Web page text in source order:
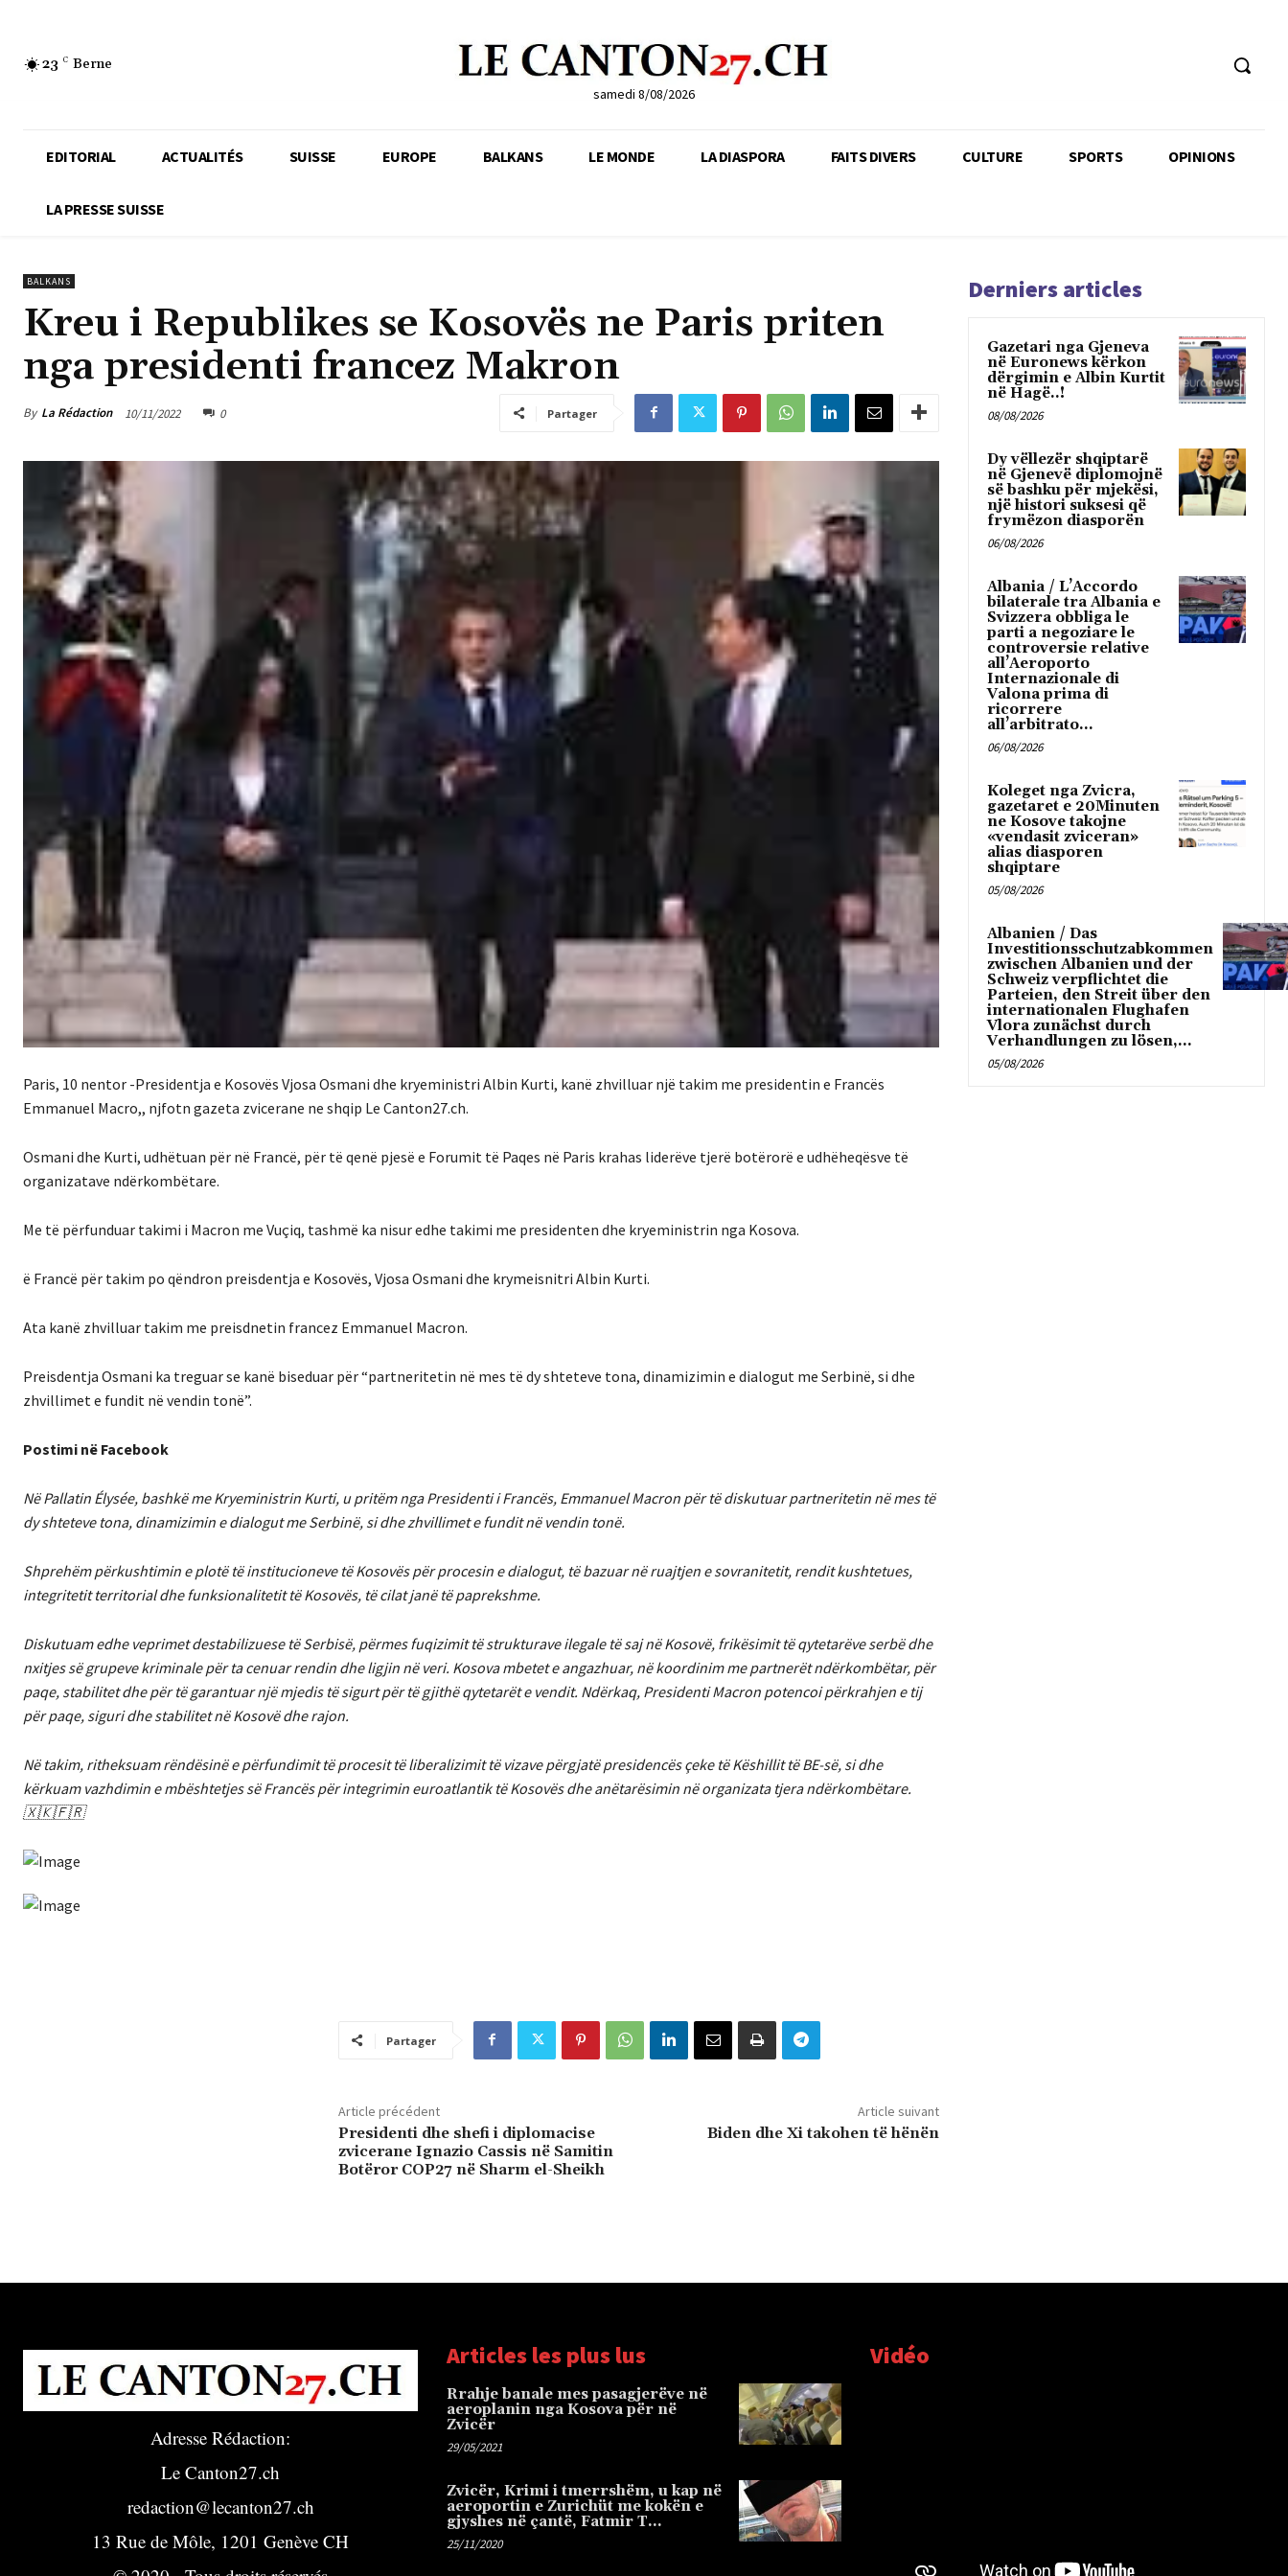
23 C Berne
samedi 8/08/2026
EDITORIAL ACTUALITÉS SUISSE EUROPE BALKANS LE MONDE LA DIASPORA FAITS DIVERS CULTURE SPORTS OPINIONS
LA PRESSE SUISSE
BALKANS
Kreu i Republikes se Kosovës ne Paris priten
nga presidenti francez Makron
By La Rédaction 10/11/2022 0 Partager
Paris, 10 nentor -Presidentja e Kosovës Vjosa Osmani dhe kryeministri Albin Kurti, kanë zhvilluar një takim me presidentin e Francës
Emmanuel Macro,, njfotn gazeta zvicerane ne shqip Le Canton27.ch.
Osmani dhe Kurti, udhëtuan për në Francë, për të qenë pjesë e Forumit të Paqes në Paris krahas liderëve tjerë botërorë e udhëheqësve të
organizatave ndërkombëtare.
Me të përfunduar takimi i Macron me Vuçiq, tashmë ka nisur edhe takimi me presidenten dhe kryeministrin nga Kosova.
ë Francë për takim po qëndron preisdentja e Kosovës, Vjosa Osmani dhe krymeisnitri Albin Kurti.
Ata kanë zhvilluar takim me preisdnetin francez Emmanuel Macron.
Preisdentja Osmani ka treguar se kanë biseduar për “partneritetin në mes të dy shteteve tona, dinamizimin e dialogut me Serbinë, si dhe
zhvillimet e fundit në vendin tonë”.
Postimi në Facebook
Në Pallatin Élysée, bashkë me Kryeministrin Kurti, u pritëm nga Presidenti i Francës, Emmanuel Macron për të diskutuar partneritetin në mes të
dy shteteve tona, dinamizimin e dialogut me Serbinë, si dhe zhvillimet e fundit në vendin tonë.
Shprehëm përkushtimin e plotë të institucioneve të Kosovës për procesin e dialogut, të bazuar në ruajtjen e sovranitetit, rendit kushtetues,
integritetit territorial dhe funksionalitetit të Kosovës, të cilat janë të paprekshme.
Diskutuam edhe veprimet destabilizuese të Serbisë, përmes fuqizimit të strukturave ilegale të saj në Kosovë, frikësimit të qytetarëve serbë dhe
nxitjes së grupeve kriminale për ta cenuar rendin dhe ligjin në veri. Kosova mbetet e angazhuar, në koordinim me partnerët ndërkombëtar, për
paqe, stabilitet dhe për të garantuar një mjedis të sigurt për të gjithë qytetarët e vendit. Ndërkaq, Presidenti Macron potencoi përkrahjen e tij
për paqe, siguri dhe stabilitet në Kosovë dhe rajon.
Në takim, ritheksuam rëndësinë e përfundimit të procesit të liberalizimit të vizave përgjatë presidencës çeke të Këshillit të BE-së, si dhe
kërkuam vazhdimin e mbështetjes së Francës për integrimin euroatlantik të Kosovës dhe anëtarësimin në organizata tjera ndërkombëtare.
🇽🇰🇫🇷
Partager
Article précédent
Presidenti dhe shefi i diplomacise
zvicerane Ignazio Cassis në Samitin
Botëror COP27 në Sharm el-Sheikh
Article suivant
Biden dhe Xi takohen të hënën
Derniers articles
Gazetari nga Gjeneva
në Euronews kërkon
dërgimin e Albin Kurtit
në Hagë..!
08/08/2026
Dy vëllezër shqiptarë
në Gjenevë diplomojnë
së bashku për mjekësi,
një histori suksesi që
frymëzon diasporën
06/08/2026
Albania / L’Accordo
bilaterale tra Albania e
Svizzera obbliga le
parti a negoziare le
controversie relative
all’Aeroporto
Internazionale di
Valona prima di
ricorrere
all’arbitrato...
06/08/2026
Koleget nga Zvicra,
gazetaret e 20Minuten
ne Kosove takojne
«vendasit zviceran»
alias diasporen
shqiptare
05/08/2026
Albanien / Das
Investitionsschutzabkommen
zwischen Albanien und der
Schweiz verpflichtet die
Parteien, den Streit über den
internationalen Flughafen
Vlora zunächst durch
Verhandlungen zu lösen,...
05/08/2026
Adresse Rédaction:
Le Canton27.ch
redaction@lecanton27.ch
13 Rue de Môle, 1201 Genève CH
Articles les plus lus
Rrahje banale mes pasagjerëve në
aeroplanin nga Kosova për në
Zvicër
29/05/2021
Zvicër, Krimi i tmerrshëm, u kap në
aeroportin e Zurichüt me kokën e
gjyshes në çantë, Fatmir T…
25/11/2020
Vidéo